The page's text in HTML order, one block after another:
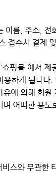
이름, 주소,
접수시 결제
핑몰'에서
하게 됩니
에 의해 회
어떠한 용
스와 무관한